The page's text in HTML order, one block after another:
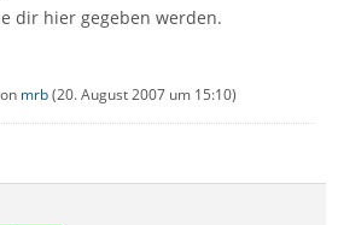
dir hier gegeben werden.
mrb(20. August 2007 um 15:10)